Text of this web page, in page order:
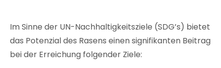
Im Sinne der UN-Nachhaltigkeitsziele (SDG’s) bietet
das Potenzial des Rasens einen signifikanten Beitrag
bei der Erreichung folgender Ziele: